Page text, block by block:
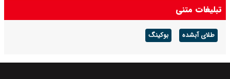
تبلیغات متنی
طلای آبشده بوکینگ